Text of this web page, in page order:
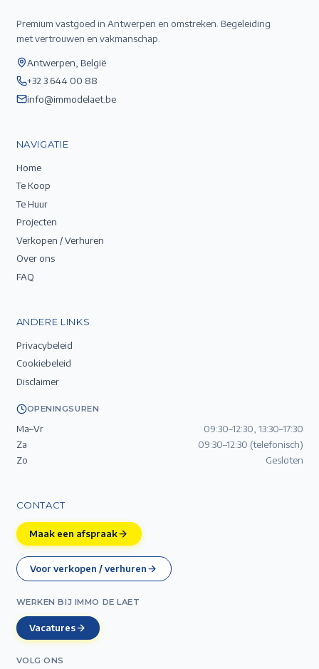
Premium vastgoed in Antwerpen en omstreken. Begeleiding
met vertrouwen en vakmanschap.
Antwerpen, België
+32 3 644 00 88
info@immodelaet.be
NAVIGATIE
Home
Te Koop
Te Huur
Projecten
Verkopen / Verhuren
Over ons
FAQ
ANDERE LINKS
Privacybeleid
Cookiebeleid
Disclaimer
OPENINGSUREN
Ma–Vr
09:30–12:30, 13:30–17:30
Za
09:30–12:30 (telefonisch)
Zo
Gesloten
CONTACT
Maak een afspraak
Voor verkopen / verhuren
WERKEN BIJ IMMO DE LAET
Vacatures
VOLG ONS